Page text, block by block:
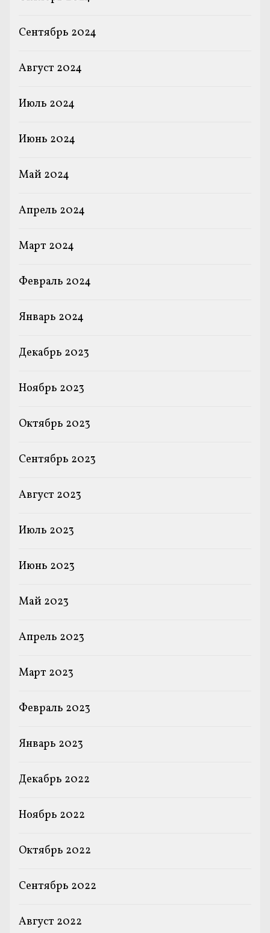
Сентябрь 2024
Август 2024
Июль 2024
Июнь 2024
Май 2024
Апрель 2024
Март 2024
Февраль 2024
Январь 2024
Декабрь 2023
Ноябрь 2023
Октябрь 2023
Сентябрь 2023
Август 2023
Июль 2023
Июнь 2023
Май 2023
Апрель 2023
Март 2023
Февраль 2023
Январь 2023
Декабрь 2022
Ноябрь 2022
Октябрь 2022
Сентябрь 2022
Август 2022